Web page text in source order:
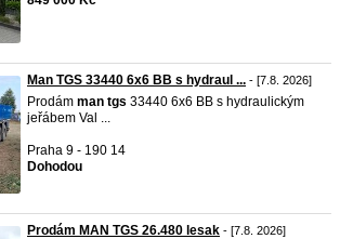
Man TGS 33440 6x6 BB s hydraul ... - [7.8. 2026]
Prodám man tgs 33440 6x6 BB s hydraulickým
jeřábem Val ...
Praha 9 - 190 14
Dohodou
Prodám MAN TGS 26.480 lesak - [7.8. 2026]